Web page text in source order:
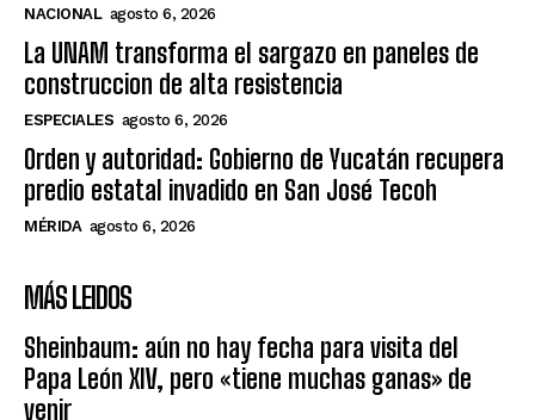
NACIONAL agosto 6, 2026
La UNAM transforma el sargazo en paneles de
construccion de alta resistencia
ESPECIALES agosto 6, 2026
Orden y autoridad: Gobierno de Yucatán recupera
predio estatal invadido en San José Tecoh
MÉRIDA agosto 6, 2026
MÁS LEIDOS
Sheinbaum: aún no hay fecha para visita del
Papa León XIV, pero «tiene muchas ganas» de
venir